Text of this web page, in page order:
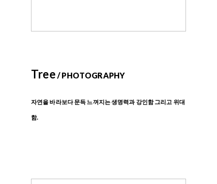
Tree / PHOTOGRAPHY
자연을 바라보다 문득 느껴지는 생명력과 강인함 그리고 위대
함.